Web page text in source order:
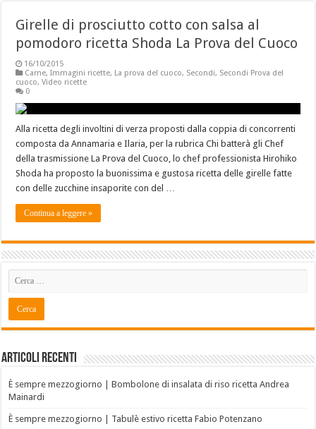
Girelle di prosciutto cotto con salsa al
pomodoro ricetta Shoda La Prova del Cuoco
16/10/2015
Carne,Immagini ricette, La prova del cuoco, Secondi, Secondi Prova del
cuoco,Video ricette
0
Alla ricetta degli involtini di verza proposti dalla coppia di concorrenti
composta da Annamaria e Ilaria, per la rubrica Chi batterà gli Chef
della trasmissione La Prova del Cuoco, lo chef professionista Hirohiko
Shoda ha proposto la buonissima e gustosa ricetta delle girelle fatte
con delle zucchine insaporite con del …
Continua a leggere »
Articoli recenti
È sempre mezzogiorno | Bombolone di insalata di riso ricetta Andrea
Mainardi
È sempre mezzogiorno | Tabulè estivo ricetta Fabio Potenzano